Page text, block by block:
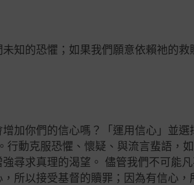
知的恐懼；如果我們願意依賴祂的救
加你們的信心嗎？「運用信心」並選
動克服恐懼、懷疑、與流言蜚語，
尋求真理的渴望。 儘管我們不可能
所以接受基督的贖罪；因為有信心，